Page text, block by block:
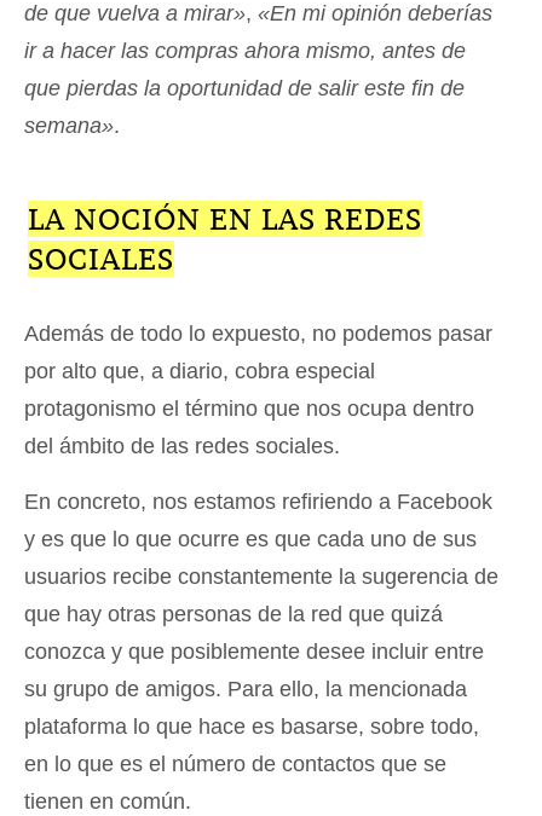
de que vuelva a mirar», «En mi opinión deberías
ir a hacer las compras ahora mismo, antes de
que pierdas la oportunidad de salir este fin de
semana».
LA NOCIÓN EN LAS REDES
SOCIALES
Además de todo lo expuesto, no podemos pasar
por alto que, a diario, cobra especial
protagonismo el término que nos ocupa dentro
del ámbito de las redes sociales.
En concreto, nos estamos refiriendo a Facebook
y es que lo que ocurre es que cada uno de sus
usuarios recibe constantemente la sugerencia de
que hay otras personas de la red que quizá
conozca y que posiblemente desee incluir entre
su grupo de amigos. Para ello, la mencionada
plataforma lo que hace es basarse, sobre todo,
en lo que es el número de contactos que se
tienen en común.